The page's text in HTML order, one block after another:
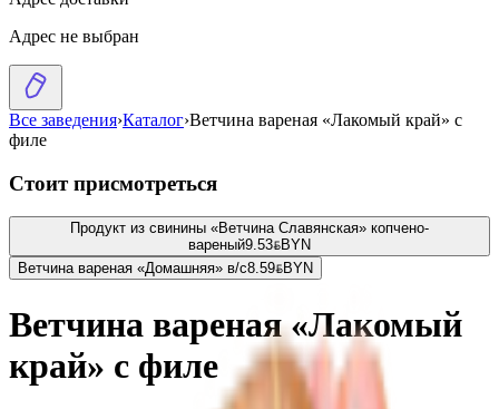
Адрес не выбран
Все заведения›Каталог›Ветчина вареная «Лакомый край» с
филе
Стоит присмотреться
Продукт из свинины «Ветчина Славянская» копчено-
вареный9.53BYNBYN
Ветчина вареная «Домашняя» в/с8.59BYNBYN
Ветчина вареная «Лакомый
край» с филе